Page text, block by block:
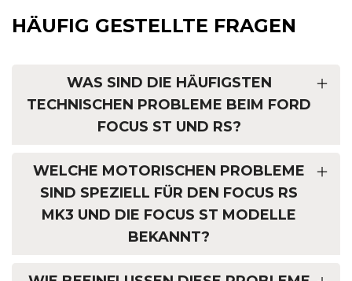
HÄUFIG GESTELLTE FRAGEN
WAS SIND DIE HÄUFIGSTEN
TECHNISCHEN PROBLEME BEIM FORD
FOCUS ST UND RS?
WELCHE MOTORISCHEN PROBLEME
SIND SPEZIELL FÜR DEN FOCUS RS
MK3 UND DIE FOCUS ST MODELLE
BEKANNT?